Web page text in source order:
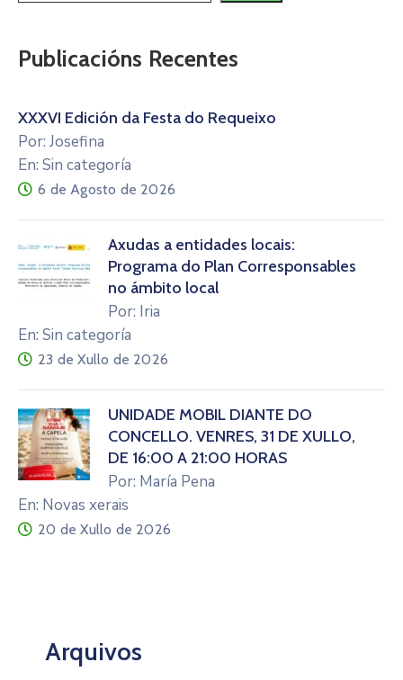
Publicacións Recentes
XXXVI Edición da Festa do Requeixo
Por: Josefina
En: Sin categoría
6 de Agosto de 2026
Axudas a entidades locais:
Programa do Plan Corresponsables
no ámbito local
Por: Iria
En: Sin categoría
23 de Xullo de 2026
UNIDADE MÓBIL DIANTE DO
CONCELLO. VENRES, 31 DE XULLO,
DE 16:00 A 21:00 HORAS
Por: María Pena
En: Novas xerais
20 de Xullo de 2026
Arquivos